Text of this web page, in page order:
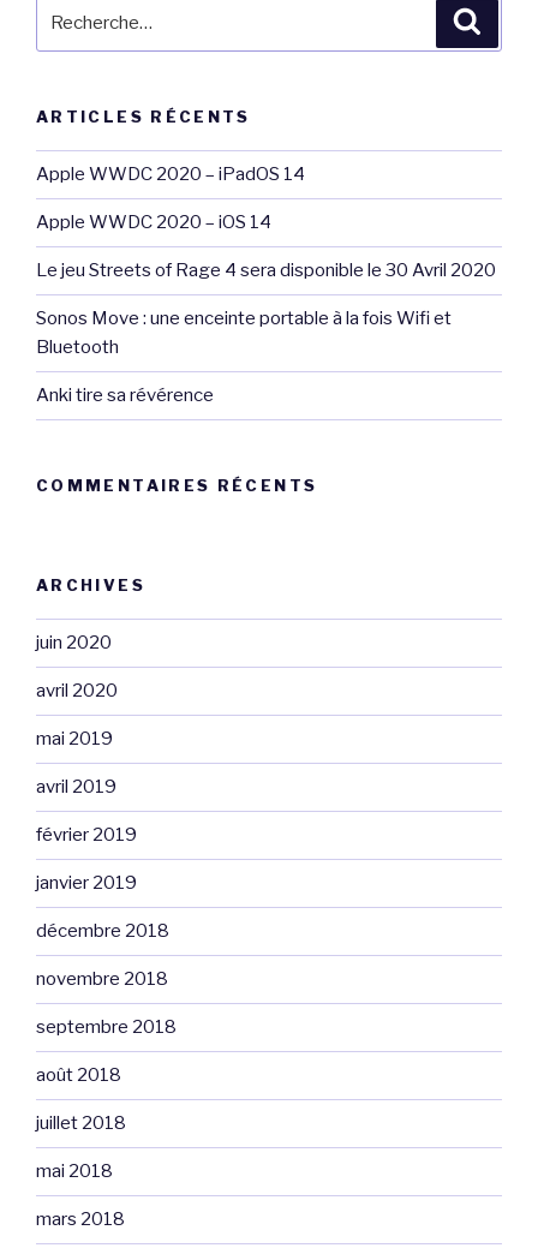
ARTICLES RÉCENTS
Apple WWDC 2020 – iPadOS 14
Apple WWDC 2020 – iOS 14
Le jeu Streets of Rage 4 sera disponible le 30 Avril 2020
Sonos Move : une enceinte portable à la fois Wifi et
Bluetooth
Anki tire sa révérence
COMMENTAIRES RÉCENTS
ARCHIVES
juin 2020
avril 2020
mai 2019
avril 2019
février 2019
janvier 2019
décembre 2018
novembre 2018
septembre 2018
août 2018
juillet 2018
mai 2018
mars 2018